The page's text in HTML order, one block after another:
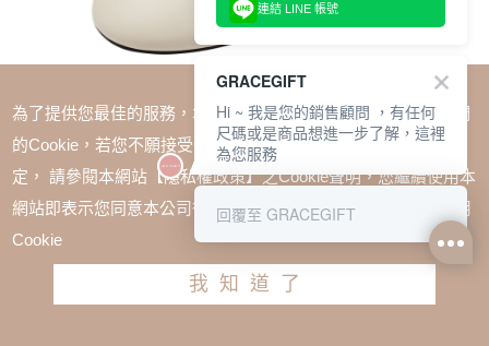
歐美百搭軟皮革平底瑪莉珍鞋 米白
TWD $1180
為了提供您最佳的服務，本網站會在您的電腦中放置並取用我們
的Cookie，若您不願接受Cookie時應如何變更電腦的Cookie設
定， 請參閱本網站【隱私權政策】之Cookie聲明，您繼續使用本
網站即表示您同意本公司得按本網站使用條款之Cookie聲明使用
Cookie
我知道了
連結 LINE 帳號
GRACEGIFT
Hi ~ 我是您的銷售顧問 ，有任何
尺碼或是商品想進一步了解，這裡
為您服務
回覆至 GRACEGIFT